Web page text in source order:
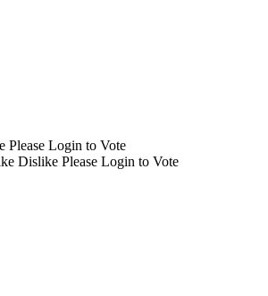
Please Login to Vote
Dislike Please Login to Vote